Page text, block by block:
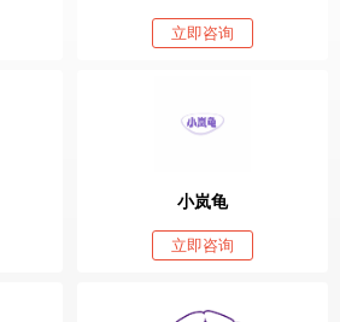
立即咨询
小岚龟
立即咨询